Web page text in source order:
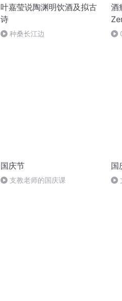
叶嘉莹说陶渊明饮酒及拟古
诗
种桑长江边
酒
国庆节
支教老师的国庆课
国